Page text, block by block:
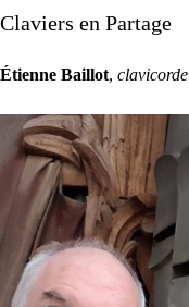
Claviers en Partage
Étienne Baillot, clavicorde